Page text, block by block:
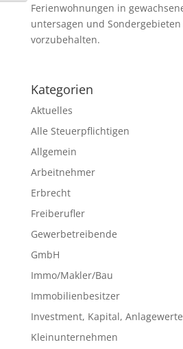
Ferienwohnungen in
untersagen und
vorzubehalten.
Kategorien
Aktuelles
Alle Steuerpflichtigen
Allgemein
Arbeitnehmer
Erbrecht
Freiberufler
Gewerbetreibende
GmbH
Immo/Makler/Bau
Immobilienbesitzer
Investment, Kapital, Anlagewerte
Kleinunternehmen